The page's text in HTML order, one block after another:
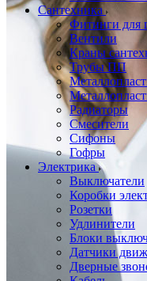
Сантехника
Фитинги для
Вентили
Краны
Трубы ПП
Радиаторы
Смесители
Сифоны
Гофры
Электрика
Выключатели
Коробки
Розетки
Удлинители
Блоки
Датчики
Дверные